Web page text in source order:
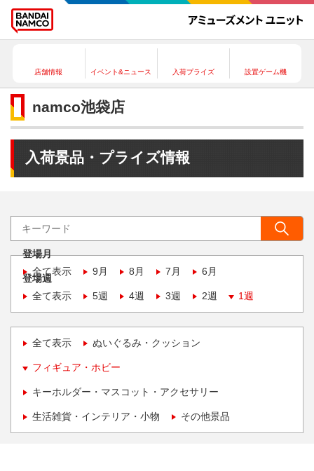
店舗情報 イベント&ニュース 入荷プライズ 設置ゲーム機
namco池袋店
入荷景品・プライズ情報
登場月
全て表示
9月 8月 7月 6月
登場週
全て表示
5週 4週 3週 2週 1週
全て表示 ぬいぐるみ・クッション
フィギュア・ホビー
キーホルダー・マスコット・アクセサリー
生活雑貨・インテリア・小物 その他景品